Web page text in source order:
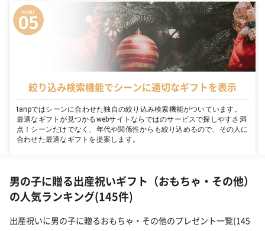
絞り込み検索機能でシーンに適切なギフトを表示
tanpではシーンに合わせた独自の絞り込み検索機能がついています。
最適なギフトが見つかるwebサイトならではのサービスで探しやすさ満
点！シーンだけでなく、年代や関係性からも絞り込めるので、その人に
合わせた最適なギフトを提案します。
男の子に贈る出産祝いギフト（おもちゃ・その他）
の人気ランキング(145件)
出産祝いに男の子に贈るおもちゃ・その他のプレゼント一覧(145